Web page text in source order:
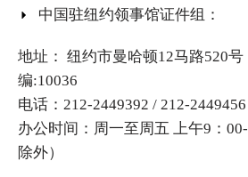
中国驻纽约领事馆证件组：
地址： 纽约市曼哈顿12马路520
编:10036
电话：212-2449392 / 212-2449456
办公时间：周一至周五 上午9：
除外）